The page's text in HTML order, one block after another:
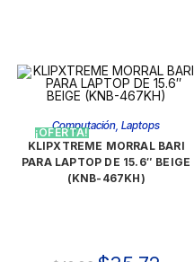
¡OFERTA!
Computación,Laptops
KLIPXTREME MORRAL BARI
PARA LAPTOP DE 15.6″ BEIGE
(KNB-467KH)